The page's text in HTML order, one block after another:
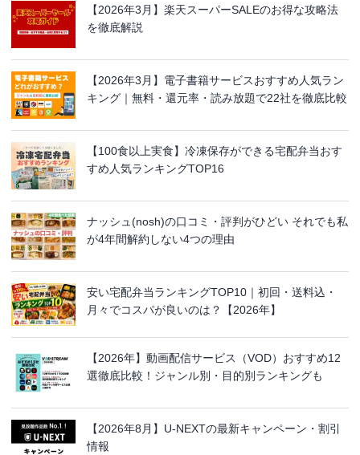
【2026年3月】楽天スーパーSALEのお得な攻略法
を徹底解説
【2026年3月】電子書籍サービスおすすめ人気ラン
キング｜無料・還元率・読み放題で22社を徹底比較
【100食以上実食】冷凍保存ができる宅配弁当おす
すめ人気ランキングTOP16
ナッシュ(nosh)の口コミ・評判がひどい それでも私
が4年間解約しない4つの理由
安い宅配弁当ランキングTOP10｜初回・送料込・
月々でコスパが良いのは？【2026年】
【2026年】動画配信サービス（VOD）おすすめ12
選徹底比較！ジャンル別・目的別ランキングも
【2026年8月】U-NEXTの最新キャンペーン・割引
情報